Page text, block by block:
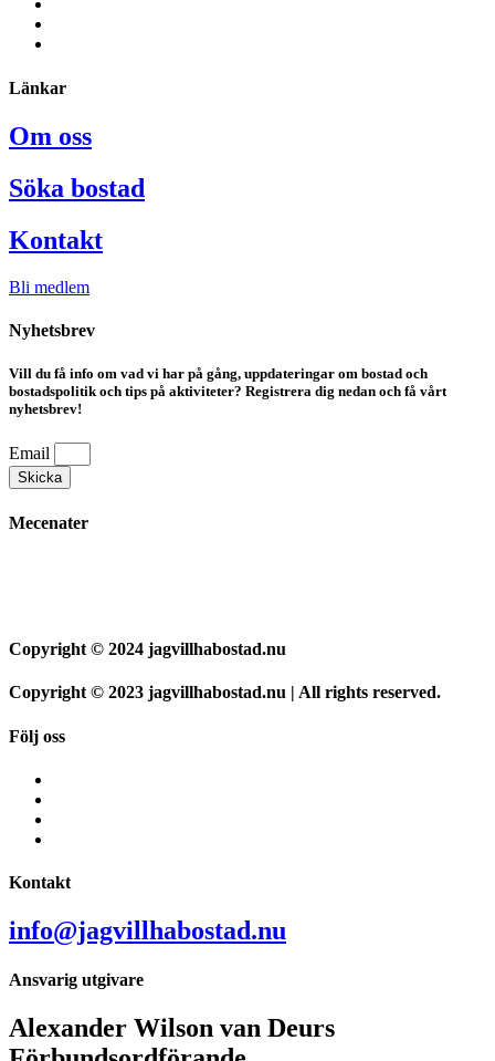
Länkar
Om oss
Söka bostad
Kontakt
Bli medlem
Nyhetsbrev
Vill du få info om vad vi har på gång, uppdateringar om bostad och
bostadspolitik och tips på aktiviteter? Registrera dig nedan och få vårt
nyhetsbrev!
Email
Skicka
Mecenater
Copyright © 2024 jagvillhabostad.nu
Copyright © 2023 jagvillhabostad.nu | All rights reserved.
Följ oss
Kontakt
info@jagvillhabostad.nu
Ansvarig utgivare
Alexander Wilson van Deurs